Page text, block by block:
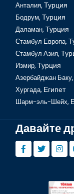
Анталия, Турция
Бодрум, Турция
Даламан, Турция
Стамбул Европа,
Стамбул Азия,
Измир, Турция
Азербайджан Баку,
Хургада, Египет
Шарм-эль-Шейх,
Давайте